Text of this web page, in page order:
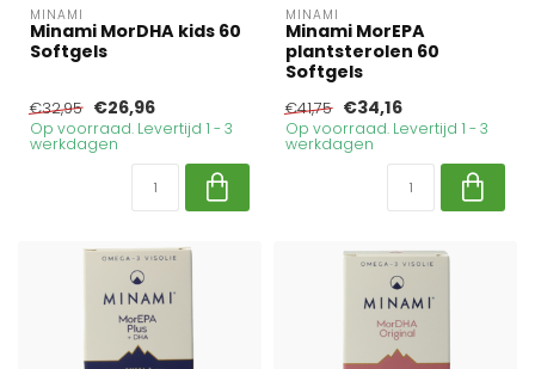
MINAMI
Minami MorDHA kids 60
Softgels
€32,95 €26,96
Op voorraad. Levertijd 1 - 3
werkdagen
MINAMI
Minami MorEPA
plantsterolen 60
Softgels
€41,75 €34,16
Op voorraad. Levertijd 1 - 3
werkdagen